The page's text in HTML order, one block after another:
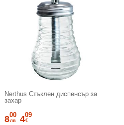
Nerthus Стъклен диспенсър за
захар
800
лв 409
€